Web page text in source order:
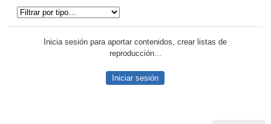
Inicia sesión para aportar contenidos, crear listas de
reproducción...
Iniciar sesión